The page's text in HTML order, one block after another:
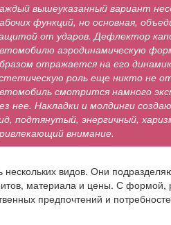
вышеуказанный вариант
функций, но основная,
от ударов. Дефлектор
аэродинамическую
отражается на его
роль еще никто не
смотрится намного
нее. Накладки и молдинги
подтянутый, энергичный,
внимание.
видов. Они
материала и цены. С формой,
предпочтений и